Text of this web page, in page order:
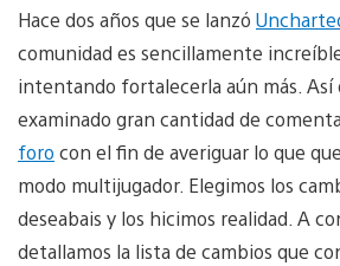
Hace dos años que se lanzó
comunidad es sencillamente
intentando fortalecerla aún más. Así
examinado gran cantidad de
foro con el fin de averiguar lo que
modo multijugador. Elegimos los
deseabais y los hicimos realidad. A
detallamos la lista de cambios que